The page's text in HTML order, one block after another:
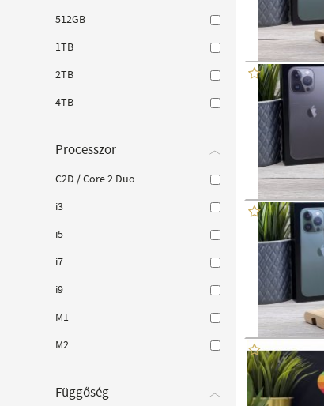
512GB
1TB
2TB
4TB
Processzor
C2D / Core 2 Duo
i3
i5
i7
i9
M1
M2
Függőség